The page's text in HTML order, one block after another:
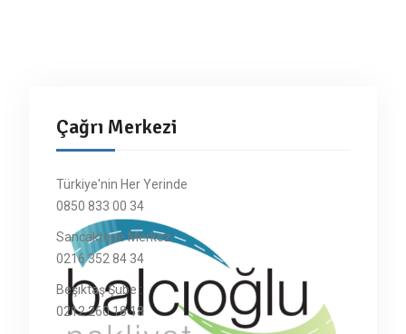
Çağrı Merkezi
Türkiye'nin Her Yerinde
0850 833 00 34
Sancaktepe Merkez :
0216 352 84 34
Beşiktaş Şube :
0212 260 18 18